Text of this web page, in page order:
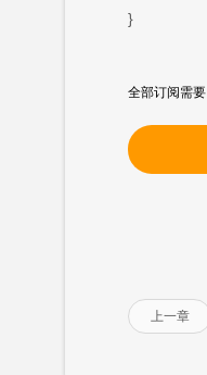
}
全部订阅需要
上一章